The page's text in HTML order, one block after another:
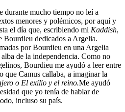
durante mucho tiempo no leí a
menores y polémicos, por aquí y
el día que, escribiendo mi Kaddish,
Bourdieu dedicados a Argelia.
por Bourdieu en una Argelia
de la independencia. Como no
Bourdieu me ayudó a leer entre
que Camus callaba, a imaginar la
o El exilio y el reino.Me ayudó
que yo tenía de hablar de
incluso su país.